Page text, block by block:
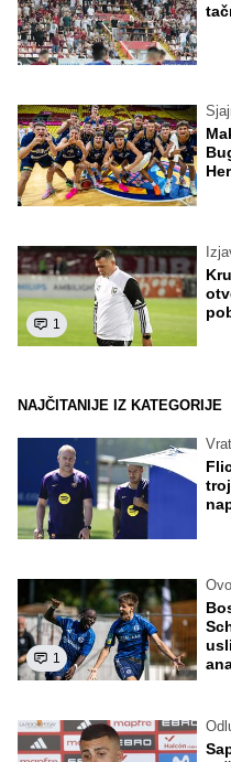
1
NAJČITANIJE IZ KATEGORIJE
1